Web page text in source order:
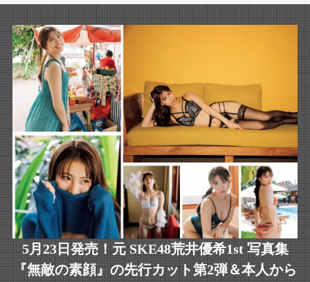
5月23日発売！元 SKE48荒井優希1st 写真集
『無敵の素顔』の先行カット第2弾＆本人から